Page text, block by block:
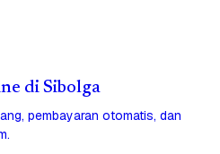
di Sibolga
pembayaran otomatis, dan